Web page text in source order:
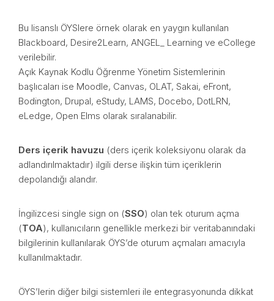
Bu lisanslı ÖYSlere örnek olarak en yaygın kullanılan
Blackboard, Desire2Learn, ANGEL_ Learning ve eCollege
verilebilir.
Açık Kaynak Kodlu Öğrenme Yönetim Sistemlerinin
başlıcaları ise Moodle, Canvas, OLAT, Sakai, eFront,
Bodington, Drupal, eStudy, LAMS, Docebo, DotLRN,
eLedge, Open Elms olarak sıralanabilir.
Ders içerik havuzu (ders içerik koleksiyonu olarak da
adlandırılmaktadır) ilgili derse ilişkin tüm içeriklerin
depolandığı alandır.
İngilizcesi single sign on (SSO) olan tek oturum açma
(TOA), kullanıcıların genellikle merkezi bir veritabanındaki
bilgilerinin kullanılarak ÖYS’de oturum açmaları amacıyla
kullanılmaktadır.
ÖYS’lerin diğer bilgi sistemleri ile entegrasyonunda dikkat